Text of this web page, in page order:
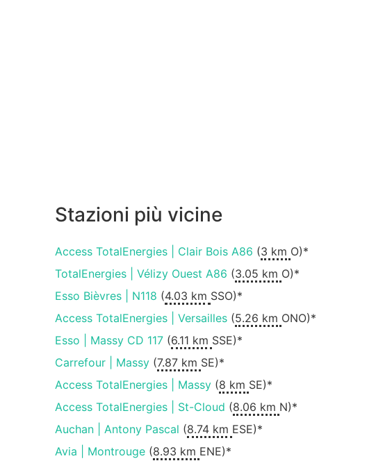
Stazioni più vicine
Access TotalEnergies | Clair Bois A86 (3 km O)*
TotalEnergies | Vélizy Ouest A86 (3.05 km O)*
Esso Bièvres | N118 (4.03 km SSO)*
Access TotalEnergies | Versailles(5.26 km ONO)*
Esso | Massy CD 117(6.11 km SSE)*
Carrefour | Massy(7.87 km SE)*
Access TotalEnergies | Massy(8 km SE)*
Access TotalEnergies | St-Cloud (8.06 km N)*
Auchan | Antony Pascal (8.74 km ESE)*
Avia | Montrouge(8.93 km ENE)*